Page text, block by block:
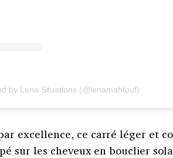
by Lena Situations (@lenamahfouf)
excellence, ce carré léger et
sur les cheveux en bouclier